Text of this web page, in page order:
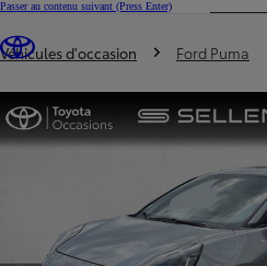
Passer au contenu suivant (Press Enter)
Trouvez un partenaire Toyota
Vous êtes ici
Véhicules d'occasion Ford Puma